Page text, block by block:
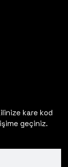
kare kod
geçiniz.